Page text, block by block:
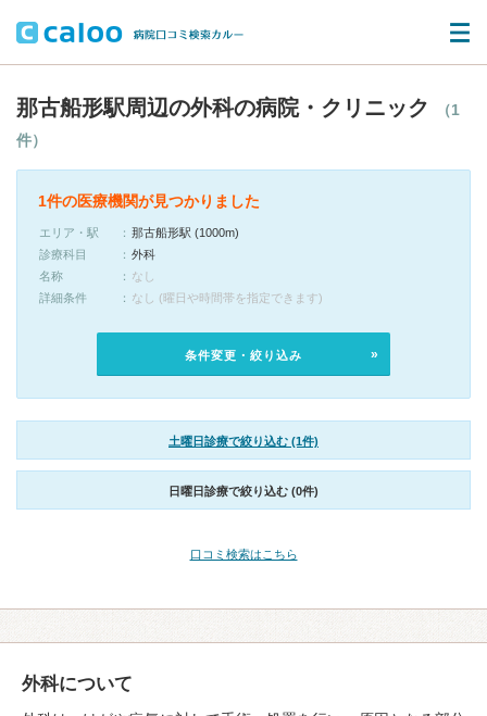
那古船形駅周辺の外科の病院・クリニック
（1
件）
1件の医療機関が見つかりました
エリア・駅
那古船形駅 (1000m)
診療科目
外科
名称
なし
詳細条件
なし (曜日や時間帯を指定できます)
条件変更・絞り込み
土曜日診療で絞り込む (1件)
日曜日診療で絞り込む (0件)
口コミ検索はこちら
外科について